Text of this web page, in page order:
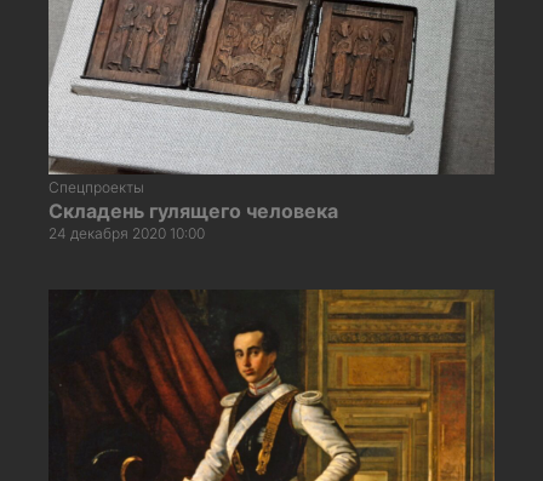
Спецпроекты
Складень гулящего человека
24 декабря 2020 10:00